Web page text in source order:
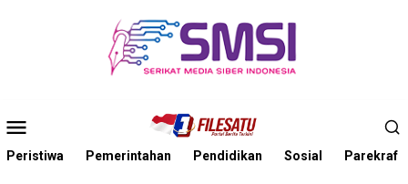
Mobile
Peristiwa Pemerintahan Pendidikan Sosial Parekraf